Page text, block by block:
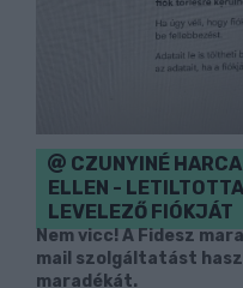
CZUNYINÉ
ELLEN -
LEVELEZŐ FIÓKJÁT
Nem vicc! A Fidesz
mail szolgáltatást
maradékát.